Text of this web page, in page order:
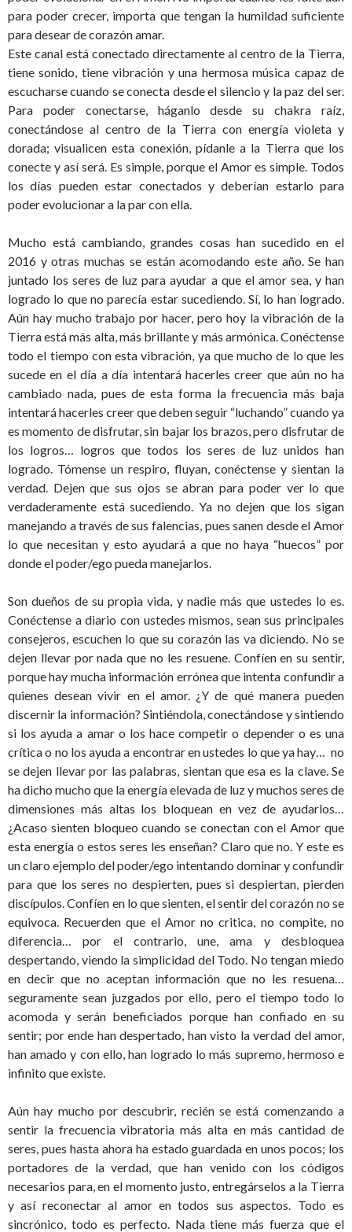
para poder crecer, importa que tengan la humildad suficiente
para desear de corazón amar.
Este canal está conectado directamente al centro de la Tierra,
tiene sonido, tiene vibración y una hermosa música capaz de
escucharse cuando se conecta desde el silencio y la paz del ser.
Para poder conectarse, háganlo desde su chakra raíz,
conectándose al centro de la Tierra con energía violeta y
dorada; visualicen esta conexión, pídanle a la Tierra que los
conecte y así será. Es simple, porque el Amor es simple. Todos
los días pueden estar conectados y deberían estarlo para
poder evolucionar a la par con ella.
Mucho está cambiando, grandes cosas han sucedido en el
2016 y otras muchas se están acomodando este año. Se han
juntado los seres de luz para ayudar a que el amor sea, y han
logrado lo que no parecía estar sucediendo. Sí, lo han logrado.
Aún hay mucho trabajo por hacer, pero hoy la vibración de la
Tierra está más alta, más brillante y más armónica. Conéctense
todo el tiempo con esta vibración, ya que mucho de lo que les
sucede en el día a día intentará hacerles creer que aún no ha
cambiado nada, pues de esta forma la frecuencia más baja
intentará hacerles creer que deben seguir “luchando” cuando ya
es momento de disfrutar, sin bajar los brazos, pero disfrutar de
los logros… logros que todos los seres de luz unidos han
logrado. Tómense un respiro, fluyan, conéctense y sientan la
verdad. Dejen que sus ojos se abran para poder ver lo que
verdaderamente está sucediendo. Ya no dejen que los sigan
manejando a través de sus falencias, pues sanen desde el Amor
lo que necesitan y esto ayudará a que no haya “huecos” por
donde el poder/ego pueda manejarlos.
Son dueños de su propia vida, y nadie más que ustedes lo es.
Conéctense a diario con ustedes mismos, sean sus principales
consejeros, escuchen lo que su corazón las va diciendo. No se
dejen llevar por nada que no les resuene. Confíen en su sentir,
porque hay mucha información errónea que intenta confundir a
quienes desean vivir en el amor. ¿Y de qué manera pueden
discernir la información? Sintiéndola, conectándose y sintiendo
si los ayuda a amar o los hace competir o depender o es una
crítica o no los ayuda a encontrar en ustedes lo que ya hay… no
se dejen llevar por las palabras, sientan que esa es la clave. Se
ha dicho mucho que la energía elevada de luz y muchos seres de
dimensiones más altas los bloquean en vez de ayudarlos…
¿Acaso sienten bloqueo cuando se conectan con el Amor que
esta energía o estos seres les enseñan? Claro que no. Y este es
un claro ejemplo del poder/ego intentando dominar y confundir
para que los seres no despierten, pues si despiertan, pierden
discípulos. Confíen en lo que sienten, el sentir del corazón no se
equivoca. Recuerden que el Amor no critica, no compite, no
diferencia… por el contrario, une, ama y desbloquea
despertando, viendo la simplicidad del Todo. No tengan miedo
en decir que no aceptan información que no les resuena…
seguramente sean juzgados por ello, pero el tiempo todo lo
acomoda y serán beneficiados porque han confiado en su
sentir; por ende han despertado, han visto la verdad del amor,
han amado y con ello, han logrado lo más supremo, hermoso e
infinito que existe.
Aún hay mucho por descubrir, recién se está comenzando a
sentir la frecuencia vibratoria más alta en más cantidad de
seres, pues hasta ahora ha estado guardada en unos pocos; los
portadores de la verdad, que han venido con los códigos
necesarios para, en el momento justo, entregárselos a la Tierra
y así reconectar al amor en todos sus aspectos. Todo es
sincrónico, todo es perfecto. Nada tiene más fuerza que el